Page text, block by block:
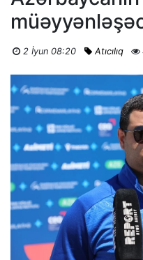
2 İyun 08:20 Atıcılıq